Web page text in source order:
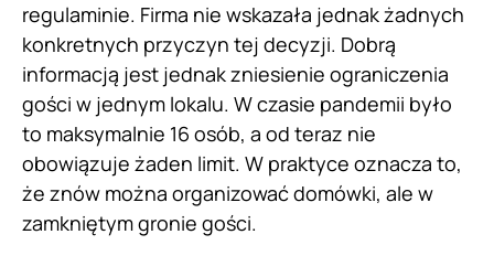
regulaminie. Firma nie wskazała jednak żadnych
konkretnych przyczyn tej decyzji. Dobrą
informacją jest jednak zniesienie ograniczenia
gości w jednym lokalu. W czasie pandemii było
to maksymalnie 16 osób, a od teraz nie
obowiązuje żaden limit. W praktyce oznacza to,
że znów można organizować domówki, ale w
zamkniętym gronie gości.